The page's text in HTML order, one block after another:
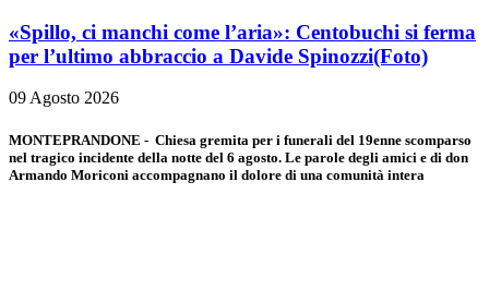
«Spillo, ci manchi come l’aria»: Centobuchi si ferma
per l’ultimo abbraccio a Davide Spinozzi(Foto)
09 Agosto 2026
MONTEPRANDONE - Chiesa gremita per i funerali del 19enne scomparso
nel tragico incidente della notte del 6 agosto. Le parole degli amici e di don
Armando Moriconi accompagnano il dolore di una comunità intera